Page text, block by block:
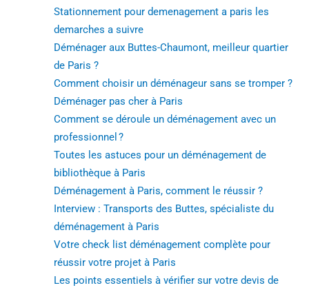
Stationnement pour demenagement a paris les
demarches a suivre
Déménager aux Buttes-Chaumont, meilleur quartier
de Paris ?
Comment choisir un déménageur sans se tromper ?
Déménager pas cher à Paris
Comment se déroule un déménagement avec un
professionnel ?
Toutes les astuces pour un déménagement de
bibliothèque à Paris
Déménagement à Paris, comment le réussir ?
Interview : Transports des Buttes, spécialiste du
déménagement à Paris
Votre check list déménagement complète pour
réussir votre projet à Paris
Les points essentiels à vérifier sur votre devis de